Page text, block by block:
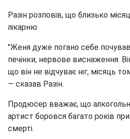
Разін розповів, що близько
лікарню.
"Женя дуже погано себе
печінки, нервове виснаження.
що він не відчуває ніг, місяць
— сказав Разін.
Продюсер вважає, що
артист боровся багато років
смерті.